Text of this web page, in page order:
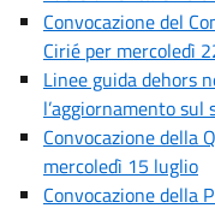
Convocazione del
Cirié per mercoledì
Linee guida dehors
l’aggiornamento
Convocazione della
mercoledì 15 luglio
Convocazione della